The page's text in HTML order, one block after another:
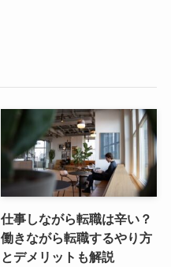
仕事しながら転職は辛い？
働きながら転職するやり方
とデメリットも解説